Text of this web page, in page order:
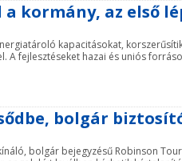
kormány, az első
kapacitásokat,
fejlesztéseket hazai és uniós
bolgár
bolgár bejegyzésű Robinson